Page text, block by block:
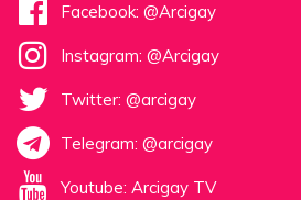
Facebook: @Arcigay
Instagram: @Arcigay
Twitter: @arcigay
Telegram: @arcigay
Youtube: Arcigay TV